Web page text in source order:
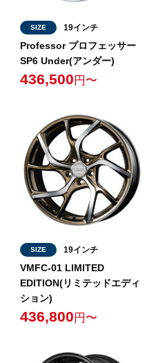
SIZE 19インチ
Professor プロフェッサー
SP6 Under(アンダー)
436,500 円〜
SIZE 19インチ
VMFC-01 LIMITED
EDITION(リミテッドエディ
ション)
436,800 円〜